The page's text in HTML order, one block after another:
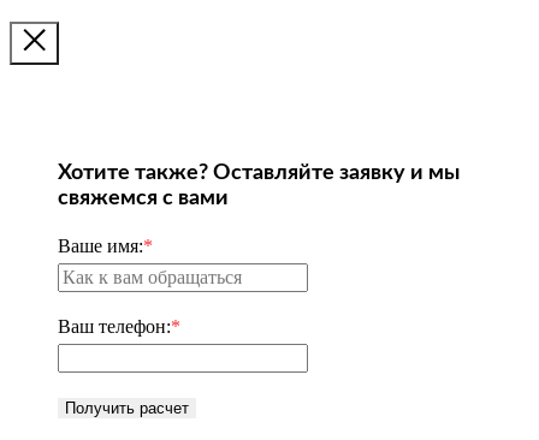
Хотите также? Оставляйте заявку и мы
свяжемся с вами
Ваше имя:*
Ваш телефон:*
Получить расчет